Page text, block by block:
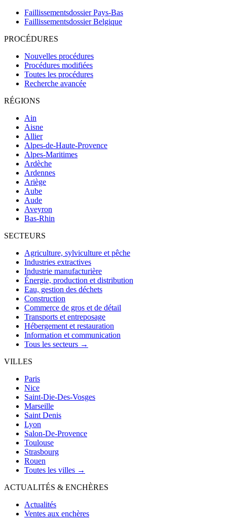
Faillissementsdossier Pays-Bas
Faillissementsdossier Belgique
PROCÉDURES
Nouvelles procédures
Procédures modifiées
Toutes les procédures
Recherche avancée
RÉGIONS
Ain
Aisne
Allier
Alpes-de-Haute-Provence
Alpes-Maritimes
Ardèche
Ardennes
Ariège
Aube
Aude
Aveyron
Bas-Rhin
SECTEURS
Agriculture, sylviculture et pêche
Industries extractives
Industrie manufacturière
Énergie, production et distribution
Eau, gestion des déchets
Construction
Commerce de gros et de détail
Transports et entreposage
Hébergement et restauration
Information et communication
Tous les secteurs →
VILLES
Paris
Nice
Saint-Die-Des-Vosges
Marseille
Saint Denis
Lyon
Salon-De-Provence
Toulouse
Strasbourg
Rouen
Toutes les villes →
ACTUALITÉS & ENCHÈRES
Actualités
Ventes aux enchères